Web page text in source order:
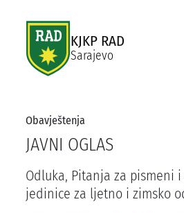
KJKP RAD
Sarajevo
Obavještenja
JAVNI OGLAS
Odluka, Pitanja za pismeni
jedinice za ljetno i zimsko